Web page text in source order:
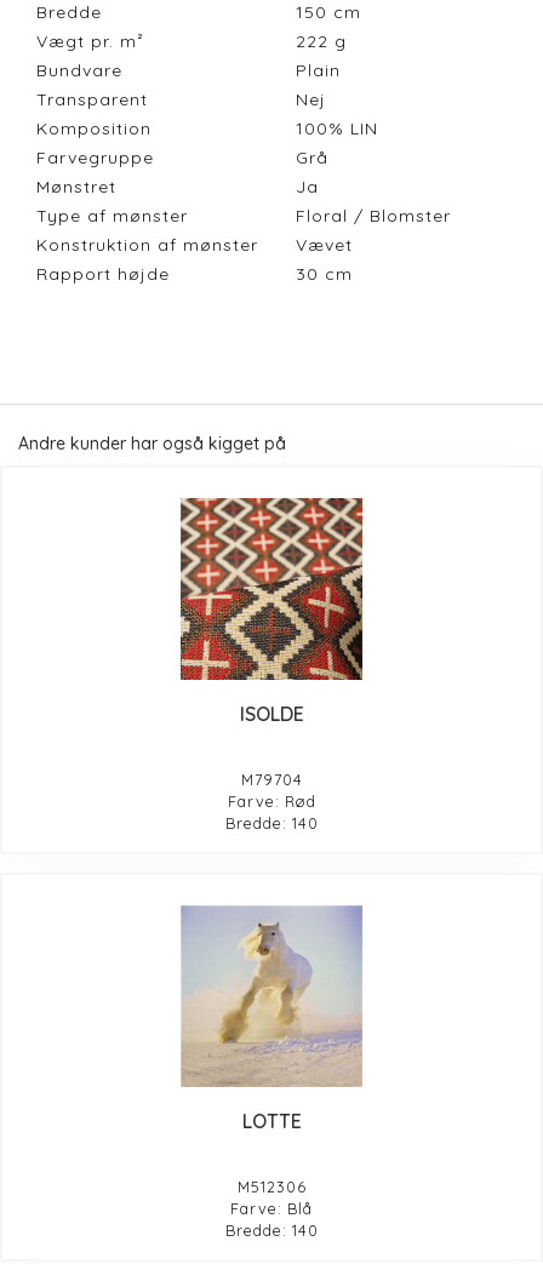
Bredde 150 cm
Vægt pr. m²
222 g
Bundvare
Plain
Transparent
Nej
Komposition
100% LIN
Farvegruppe
Grå
Mønstret
Ja
Type af mønster
Floral / Blomster
Konstruktion af mønster
Vævet
Rapport højde
30 cm
Andre kunder har også kigget på
ISOLDE
M79704
Farve: Rød
Bredde: 140
LOTTE
M512306
Farve: Blå
Bredde: 140